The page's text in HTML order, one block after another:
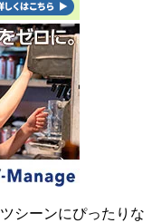
シーンにぴったりな